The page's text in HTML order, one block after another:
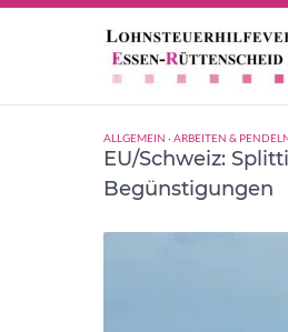
Grenzgänger
ALLGEMEIN · ARBEITEN &
EU/Schweiz:
Begünstigungen